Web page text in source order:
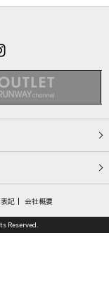
記 会社概要
Reserved.